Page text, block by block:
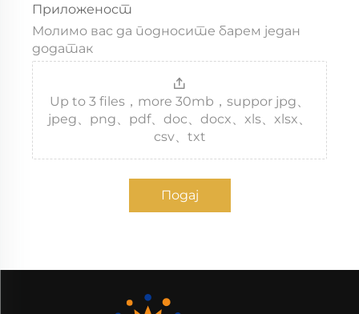
Приложеност
Молимо вас да подносите барем један
додатак
Up to 3 files，more 30mb，suppor jpg、
jpeg、png、pdf、doc、docx、xls、xlsx、
csv、txt
Подај